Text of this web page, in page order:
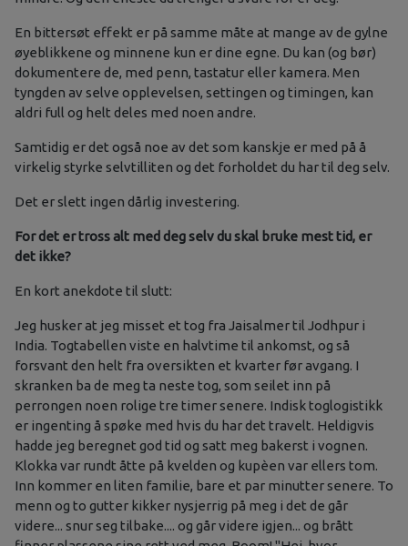
En bittersøt effekt er på samme måte at mange av de gylne
øyeblikkene og minnene kun er dine egne. Du kan (og bør)
dokumentere de, med penn, tastatur eller kamera. Men
tyngden av selve opplevelsen, settingen og timingen, kan
aldri full og helt deles med noen andre.
Samtidig er det også noe av det som kanskje er med på å
virkelig styrke selvtilliten og det forholdet du har til deg selv.
Det er slett ingen dårlig investering.
For det er tross alt med deg selv du skal bruke mest tid, er
det ikke?
En kort anekdote til slutt:
Jeg husker at jeg misset et tog fra Jaisalmer til Jodhpur i
India. Togtabellen viste en halvtime til ankomst, og så
forsvant den helt fra oversikten et kvarter før avgang. I
skranken ba de meg ta neste tog, som seilet inn på
perrongen noen rolige tre timer senere. Indisk toglogistikk
er ingenting å spøke med hvis du har det travelt. Heldigvis
hadde jeg beregnet god tid og satt meg bakerst i vognen.
Klokka var rundt åtte på kvelden og kupèen var ellers tom.
Inn kommer en liten familie, bare et par minutter senere. To
menn og to gutter kikker nysjerrig på meg i det de går
videre... snur seg tilbake.... og går videre igjen... og brått